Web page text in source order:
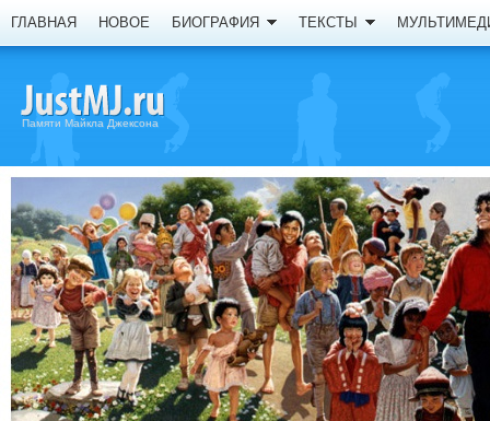
ГЛАВНАЯ НОВОЕ БИОГРАФИЯ ТЕКСТЫ
Памяти Майкла Джексона